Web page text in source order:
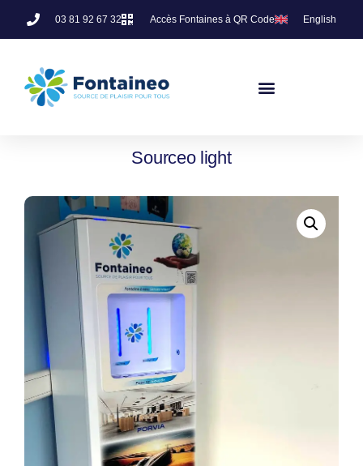
03 81 92 67 32 Accès Fontaines à QR Code English
Sourceo light